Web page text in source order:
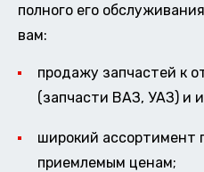
полного его
вам:
продажу запчастей к
(запчасти ВАЗ, УАЗ) и
широкий ассортимент
приемлемым ценам;